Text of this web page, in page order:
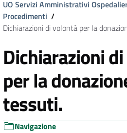
UO Servizi Amministrativi
Procedimenti /
Dichiarazioni di volontà per la
Dichiarazioni
per la
tessuti.
Navigazione